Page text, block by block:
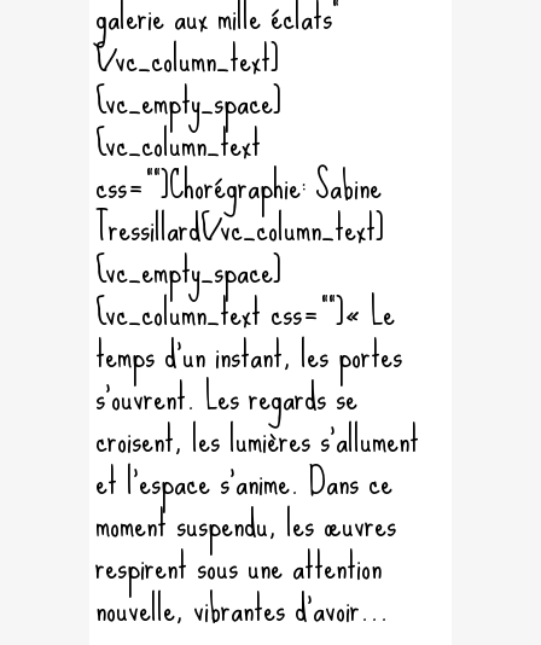
galerie aux mille éclats"
[/vc_column_text]
[vc_empty_space]
[vc_column_text
css=""]Chorégraphie: Sabine
Tressillard[/vc_column_text]
[vc_empty_space]
[vc_column_text css=""]« Le
temps d'un instant, les portes
s'ouvrent. Les regards se
croisent, les lumières s'allument
et l'espace s'anime. Dans ce
moment suspendu, les œuvres
respirent sous une attention
nouvelle, vibrantes d’avoir...